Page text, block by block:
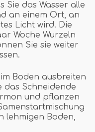
Sie das Wasser alle
an einem Ort, an
Licht wird. Die
Woche Wurzeln
Sie sie weiter
Boden ausbreiten
das Schneidende
und pflanzen
lehmigen Boden,